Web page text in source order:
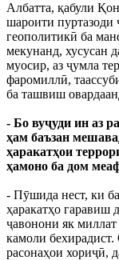
Албатта, қабули
шароити пуртазоди
геополитикӣ ба
мекунанд, хусусан
муосир, аз ҷумла
фаромиллӣ,
ба ташвиш
- Бо вуҷуди ин аз
ҳам баъзан
ҳаракатҳои
ҳамоно ба дом
- Пӯшида нест, ки
ҳаракатҳо гаравиш
ҷавонони як миллат
камоли
расонаҳои хориҷӣ,